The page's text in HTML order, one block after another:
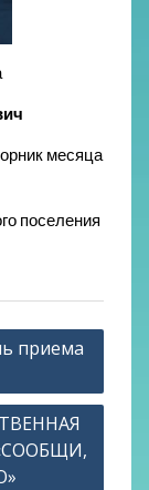
месяца
поселения
приема